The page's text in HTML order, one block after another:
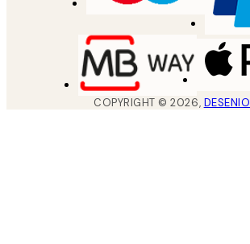
COPYRIGHT ©2026, DESENIO